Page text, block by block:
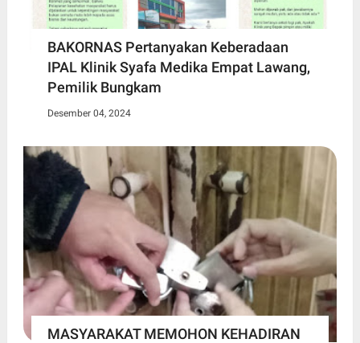
BAKORNAS Pertanyakan Keberadaan
IPAL Klinik Syafa Medika Empat Lawang,
Pemilik Bungkam
Desember 04, 2024
MASYARAKAT MEMOHON KEHADIRAN